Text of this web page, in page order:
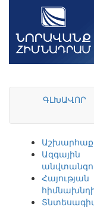
ԳԼԽԱՎՈՐ
Ազգային
Հայության